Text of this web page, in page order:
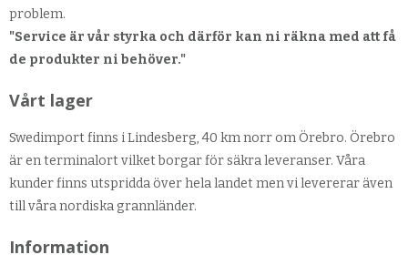
problem.
"Service är vår styrka och därför kan ni räkna med att få
de produkter ni behöver."
Vårt lager
Swedimport finns i Lindesberg, 40 km norr om Örebro. Örebro
är en terminalort vilket borgar för säkra leveranser. Våra
kunder finns utspridda över hela landet men vi levererar även
till våra nordiska grannländer.
Information